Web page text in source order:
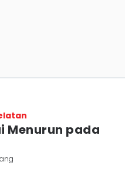
Menurun pada